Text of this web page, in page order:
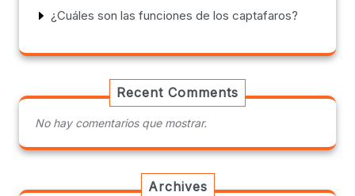
¿Cuáles son las funciones de los captafaros?
Recent Comments
No hay comentarios que mostrar.
Archives